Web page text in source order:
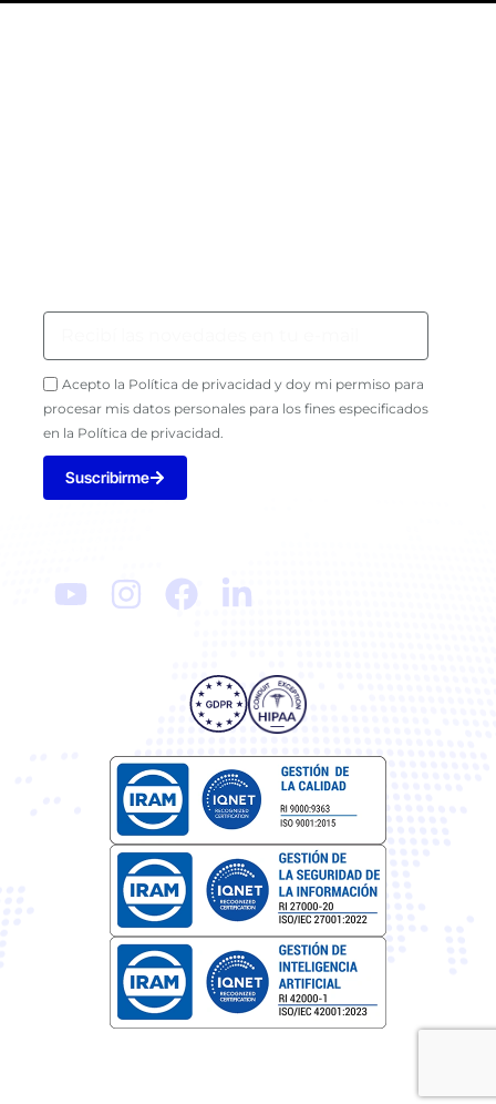
Acepto la Política de privacidad y doy mi permiso para
procesar mis datos personales para los fines especificados
en la Política de privacidad.
Suscribirme